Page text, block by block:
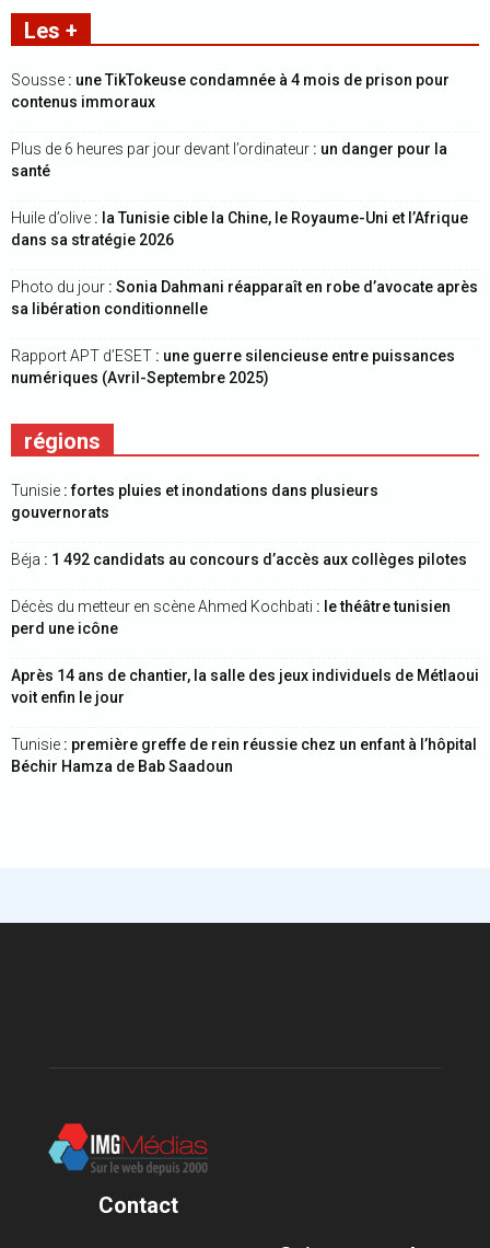
Les +
Sousse : une TikTokeuse condamnée à 4 mois de prison pour
contenus immoraux
Plus de 6 heures par jour devant l’ordinateur : un danger pour la
santé
Huile d’olive : la Tunisie cible la Chine, le Royaume-Uni et l’Afrique
dans sa stratégie 2026
Photo du jour : Sonia Dahmani réapparaît en robe d’avocate après
sa libération conditionnelle
Rapport APT d’ESET : une guerre silencieuse entre puissances
numériques (Avril-Septembre 2025)
régions
Tunisie : fortes pluies et inondations dans plusieurs
gouvernorats
Béja : 1 492 candidats au concours d’accès aux collèges pilotes
Décès du metteur en scène Ahmed Kochbati : le théâtre tunisien
perd une icône
Après 14 ans de chantier, la salle des jeux individuels de Métlaoui
voit enfin le jour
Tunisie : première greffe de rein réussie chez un enfant à l’hôpital
Béchir Hamza de Bab Saadoun
Contact